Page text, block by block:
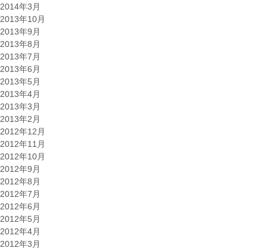
2014年3月
2013年10月
2013年9月
2013年8月
2013年7月
2013年6月
2013年5月
2013年4月
2013年3月
2013年2月
2012年12月
2012年11月
2012年10月
2012年9月
2012年8月
2012年7月
2012年6月
2012年5月
2012年4月
2012年3月